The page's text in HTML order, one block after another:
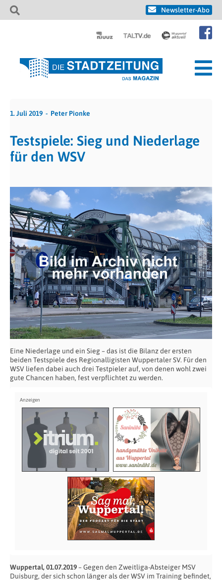
Newsletter-Abo
1. Juli 2019 Peter Pionke
Testspiele: Sieg und Niederlage
für den WSV
Eine Niederlage und ein Sieg – das ist die Bilanz der ersten
beiden Testspiele des Regionalligisten Wuppertaler SV. Für den
WSV liefen dabei auch drei Testpieler auf, von denen wohl zwei
gute Chancen haben, fest verpflichtet zu werden.
Wuppertal, 01.07.2019– Gegen den Zweitliga-Absteiger MSV
Duisburg, der sich schon länger als der WSV im Training befindet,